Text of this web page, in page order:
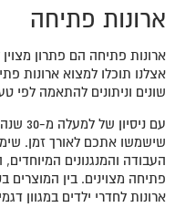
ארונות פתיחה
ארונות פתיחה הם פתרון מצוין
אצלנו תוכלו למצוא ארונות
שונים וניתונים להתאמה לפי
עם
שישמשו אתכם לאורך זמן.
העבודה והמנגנונים
פתיחה מצוינים. בין המוצרים
ארונות לחדרי ילדים במגוון